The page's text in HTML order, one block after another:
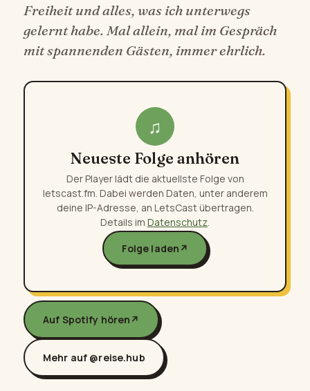
Freiheit und alles, was ich unterwegs
gelernt habe. Mal allein, mal im Gespräch
mit spannenden Gästen, immer ehrlich.
♫
Neueste Folge anhören
Der Player lädt die aktuellste Folge von
letscast.fm. Dabei werden Daten, unter anderem
deine IP-Adresse, an LetsCast übertragen.
Details im Datenschutz
Folge laden ↗
Auf Spotify hören ↗
Mehr auf @reise.hub